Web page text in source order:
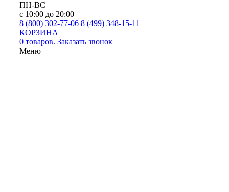
ПН-ВС
с 10:00 до 20:00
8 (800) 302-77-06 8 (499) 348-15-11
КОРЗИНА
0 товаров. Заказать звонок
Меню